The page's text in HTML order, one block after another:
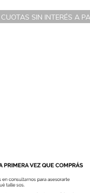
SIN INTERÉS A